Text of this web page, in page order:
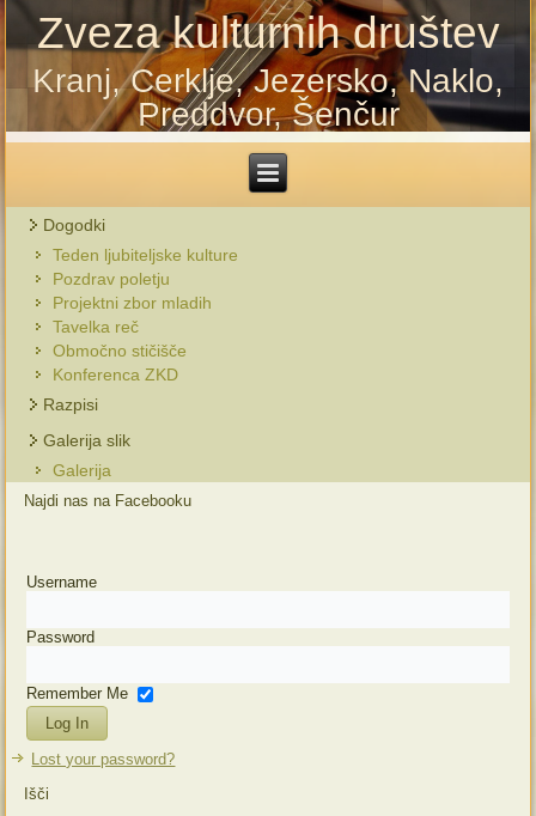
Zveza kulturnih društev
Kranj, Cerklje, Jezersko, Naklo,
Preddvor, Šenčur
Dogodki
Teden ljubiteljske kulture
Pozdrav poletju
Projektni zbor mladih
Tavelka reč
Območno stičišče
Konferenca ZKD
Razpisi
Galerija slik
Galerija
Najdi nas na Facebooku
Username
Password
Remember Me
Lost your password?
Išči